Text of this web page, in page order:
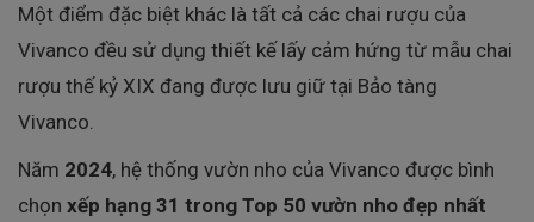
Một điểm đặc biệt khác là tất cả các chai rượu của
Vivanco đều sử dụng thiết kế lấy cảm hứng từ mẫu chai
rượu thế kỷ XIX đang được lưu giữ tại Bảo tàng
Vivanco.
Năm 2024, hệ thống vườn nho của Vivanco được bình
chọn xếp hạng 31 trong Top 50 vườn nho đẹp nhất